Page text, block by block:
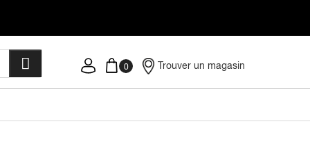
Trouver un magasin